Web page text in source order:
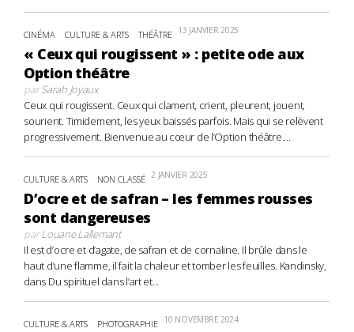
CINÉMA CULTURE & ARTS THÉÂTRE 13 JANVIER 2025
« Ceux qui rougissent » : petite ode aux
Option théâtre
parSarah Joyaux
Ceux qui rougissent. Ceux qui clament, crient, pleurent, jouent,
sourient. Timidement, les yeux baissés parfois. Mais qui se relèvent
progressivement. Bienvenue au cœur de l’Option théâtre....
CULTURE & ARTS NON CLASSÉ 2 JANVIER 2025
D’ocre et de safran – les femmes rousses
sont dangereuses
parLouane Lallemant
Il est d’ocre et d’agate, de safran et de cornaline. Il brûle dans le
haut d’une flamme, il fait la chaleur et tomber les feuilles. Kandinsky,
dans Du spirituel dans l’art et...
CULTURE & ARTS PHOTOGRAPHIE 10 NOVEMBRE 2024